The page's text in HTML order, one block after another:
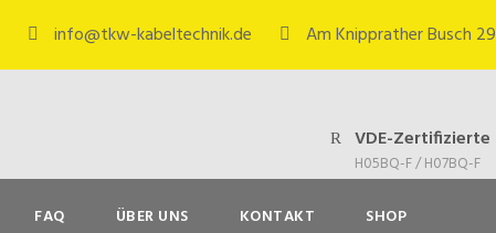
info@tkw-kabeltechnik.de Am Knipprather Busch 29
VDE-Zertifizierte
H05BQ-F / H07BQ-F
FAQ ÜBER UNS KONTAKT SHOP